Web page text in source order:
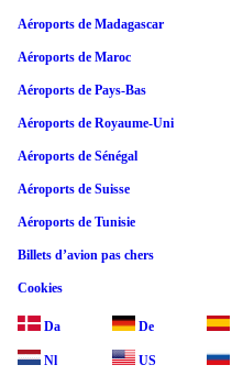
Aéroports de Madagascar
Aéroports de Maroc
Aéroports de Pays-Bas
Aéroports de Royaume-Uni
Aéroports de Sénégal
Aéroports de Suisse
Aéroports de Tunisie
Billets d’avion pas chers
Cookies
Da De
Nl US